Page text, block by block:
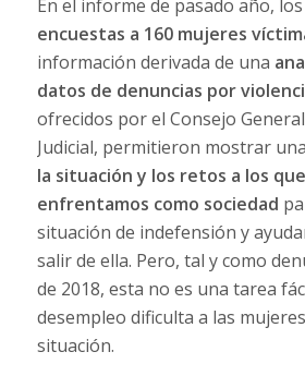
En el informe de pasado año,
encuestas a 160 mujeres
información derivada de una
datos de denuncias por
ofrecidos por el Consejo
Judicial, permitieron mostrar una
la situación y los retos a los
enfrentamos como sociedad
situación de indefensión y
salir de ella. Pero, tal y como
de 2018, esta no es una tarea
desempleo dificulta a las
situación.